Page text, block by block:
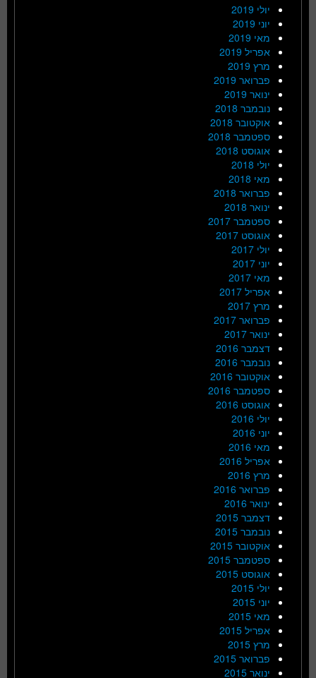
יולי 2019
יוני 2019
מאי 2019
אפריל 2019
מרץ 2019
פברואר 2019
ינואר 2019
נובמבר 2018
אוקטובר 2018
ספטמבר 2018
אוגוסט 2018
יולי 2018
מאי 2018
פברואר 2018
ינואר 2018
ספטמבר 2017
אוגוסט 2017
יולי 2017
יוני 2017
מאי 2017
אפריל 2017
מרץ 2017
פברואר 2017
ינואר 2017
דצמבר 2016
נובמבר 2016
אוקטובר 2016
ספטמבר 2016
אוגוסט 2016
יולי 2016
יוני 2016
מאי 2016
אפריל 2016
מרץ 2016
פברואר 2016
ינואר 2016
דצמבר 2015
נובמבר 2015
אוקטובר 2015
ספטמבר 2015
אוגוסט 2015
יולי 2015
יוני 2015
מאי 2015
אפריל 2015
מרץ 2015
פברואר 2015
ינואר 2015